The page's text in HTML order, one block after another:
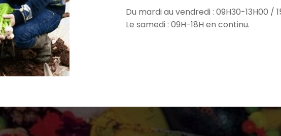
Du mardi au vendredi : 09H30-13H00 /
Le samedi : 09H-18H en continu.